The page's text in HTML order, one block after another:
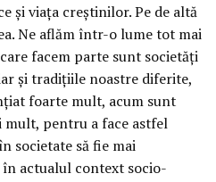
şi viaţa creştinilor. Pe de altă
Ne aflăm într-o lume tot mai
facem parte sunt societăţi
şi tradiţiile noastre diferite,
foarte mult, acum sunt
mult, pentru a face astfel
societate să fie mai
actualul context socio-